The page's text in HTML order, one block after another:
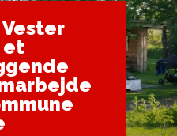
Vester
et